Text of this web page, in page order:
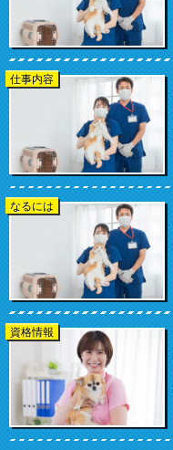
仕事内容
なるには
資格情報